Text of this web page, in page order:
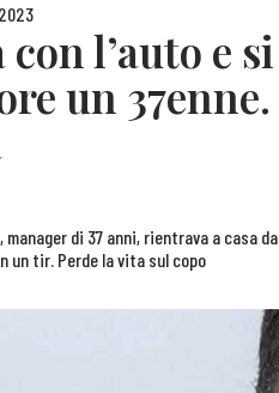
con l’auto e
un
manager di 37 anni, rientrava a casa
un tir. Perde la vita sul copo